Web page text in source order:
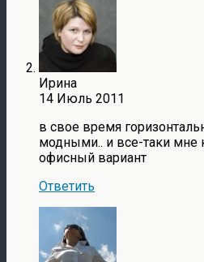
Ирина
14 Июль 2011
в свое время
модными.. и все-таки мне
офисный вариант
Ответить